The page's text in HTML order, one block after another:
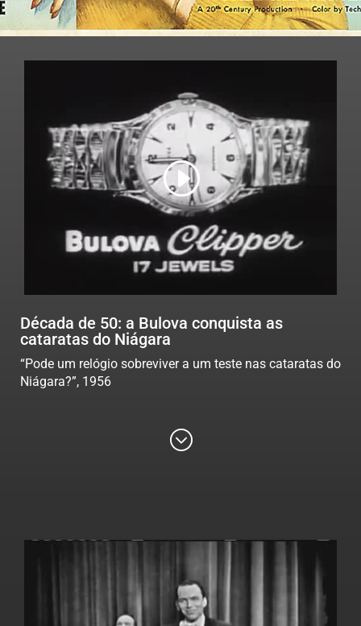
Década de 50: a Bulova conquista as
cataratas do Niágara
“Pode um relógio sobreviver a um teste nas cataratas do
Niágara?”, 1956
;